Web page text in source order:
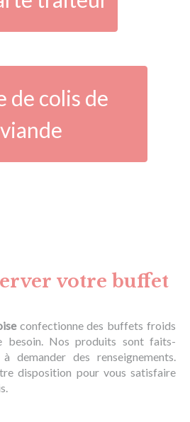
de colis de
viande
votre buffet
confectionne des buffets froids
besoin. Nos produits sont faits-
demander des renseignements.
disposition pour vous satisfaire